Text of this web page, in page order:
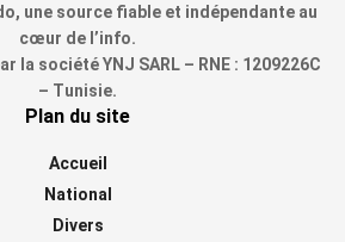
une source fiable et indépendante au
cœur de l’info.
la société YNJ SARL – RNE : 1209226C
– Tunisie.
Plan du site
Accueil
National
Divers